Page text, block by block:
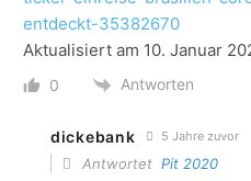
entdeckt-35382670
Aktualisiert am 10. Januar
0 Antworten
dickebank 5 Jahre zuvor
Antwortet Pit 2020